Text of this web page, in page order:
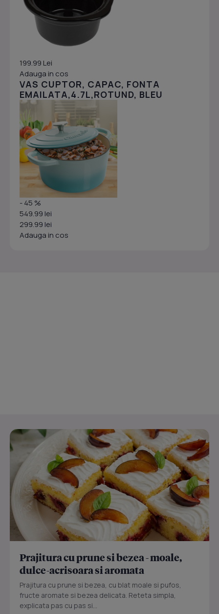
199.99 Lei
Adauga in cos
VAS CUPTOR, CAPAC, FONTA
EMAILATA,4.7L,ROTUND, BLEU
- 45 %
549.99 lei
299.99 lei
Adauga in cos
Prajitura cu prune si bezea - moale,
dulce-acrisoara si aromata
Prajitura cu prune si bezea, cu blat moale si pufos,
fructe aromate si bezea delicata. Reteta simpla,
explicata pas cu pas si...